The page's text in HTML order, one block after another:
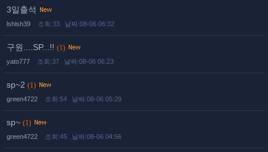
3일출석
lshlsh39 조회:33 날짜:08-06 06:32
구원....SP...!! (1)
yato777 조회:37 날짜:08-06 06:23
sp~2 (1)
green4722 조회:54 날짜:08-06 05:29
sp~ (1)
green4722 조회:45 날짜:08-06 04:56